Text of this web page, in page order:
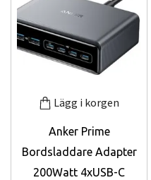
Lägg i korgen
Anker Prime
Bordsladdare Adapter
200Watt 4xUSB-C